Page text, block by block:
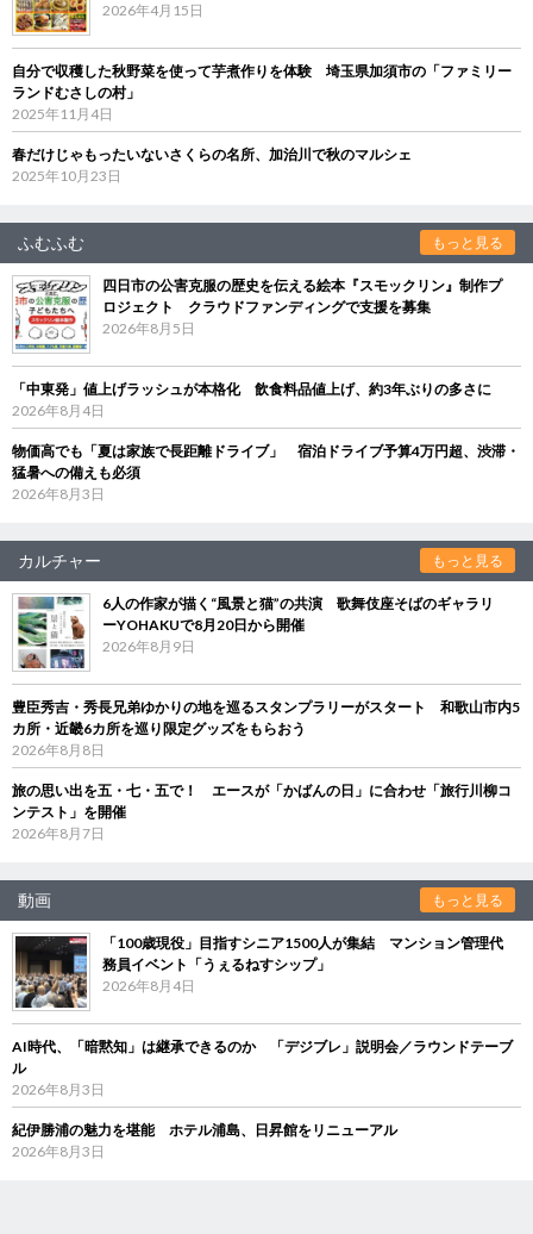
2026年4月15日
自分で収穫した秋野菜を使って芋煮作りを体験 埼玉県加須市の「ファミリー
ランドむさしの村」
2025年11月4日
春だけじゃもったいないさくらの名所、加治川で秋のマルシェ
2025年10月23日
ふむふむ もっと見る
四日市の公害克服の歴史を伝える絵本『スモックリン』制作プ
ロジェクト クラウドファンディングで支援を募集
2026年8月5日
「中東発」値上げラッシュが本格化 飲食料品値上げ、約3年ぶりの多さに
2026年8月4日
物価高でも「夏は家族で長距離ドライブ」 宿泊ドライブ予算4万円超、渋滞・
猛暑への備えも必須
2026年8月3日
カルチャー もっと見る
6人の作家が描く“風景と猫”の共演 歌舞伎座そばのギャラリ
ーYOHAKUで8月20日から開催
2026年8月9日
豊臣秀吉・秀長兄弟ゆかりの地を巡るスタンプラリーがスタート 和歌山市内5
カ所・近畿6カ所を巡り限定グッズをもらおう
2026年8月8日
旅の思い出を五・七・五で！ エースが「かばんの日」に合わせ「旅行川柳コ
ンテスト」を開催
2026年8月7日
動画 もっと見る
「100歳現役」目指すシニア1500人が集結 マンション管理代
務員イベント「うぇるねすシップ」
2026年8月4日
AI時代、「暗黙知」は継承できるのか 「デジブレ」説明会／ラウンドテーブ
ル
2026年8月3日
紀伊勝浦の魅力を堪能 ホテル浦島、日昇館をリニューアル
2026年8月3日